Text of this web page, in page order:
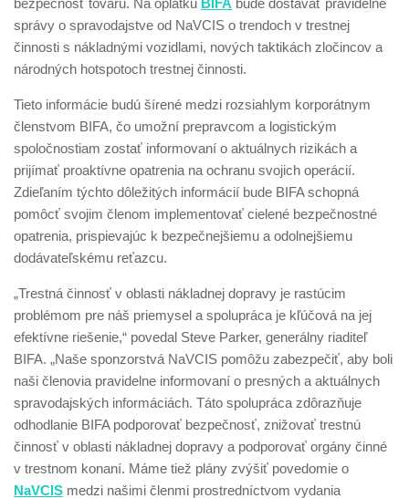
bezpečnosť tovaru. Na oplátku BIFA bude dostávať pravidelné
správy o spravodajstve od NaVCIS o trendoch v trestnej
činnosti s nákladnými vozidlami, nových taktikách zločincov a
národných hotspotoch trestnej činnosti.
Tieto informácie budú šírené medzi rozsiahlym korporátnym
členstvom BIFA, čo umožní prepravcom a logistickým
spoločnostiam zostať informovaní o aktuálnych rizikách a
prijímať proaktívne opatrenia na ochranu svojich operácií.
Zdieľaním týchto dôležitých informácií bude BIFA schopná
pomôcť svojim členom implementovať cielené bezpečnostné
opatrenia, prispievajúc k bezpečnejšiemu a odolnejšiemu
dodávateľskému reťazcu.
„Trestná činnosť v oblasti nákladnej dopravy je rastúcim
problémom pre náš priemysel a spolupráca je kľúčová na jej
efektívne riešenie,“ povedal Steve Parker, generálny riaditeľ
BIFA. „Naše sponzorstvá NaVCIS pomôžu zabezpečiť, aby boli
naši členovia pravidelne informovaní o presných a aktuálnych
spravodajských informáciách. Táto spolupráca zdôrazňuje
odhodlanie BIFA podporovať bezpečnosť, znižovať trestnú
činnosť v oblasti nákladnej dopravy a podporovať orgány činné
v trestnom konaní. Máme tiež plány zvýšiť povedomie o
NaVCIS medzi našimi členmi prostredníctvom vydania